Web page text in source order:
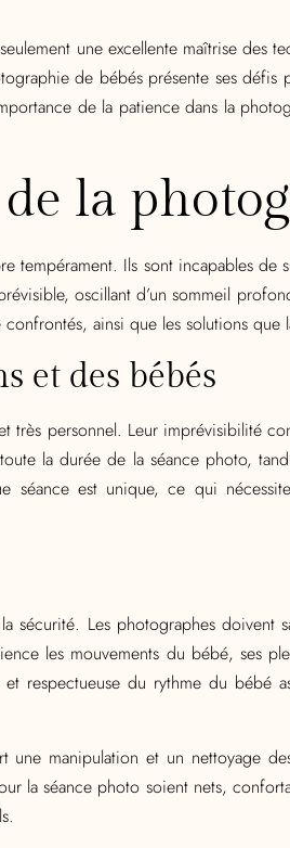
une excellente maîtrise des
de bébés présente ses
de la patience dans la
la
Ils sont incapables de
oscillant d’un sommeil
ainsi que les solutions que
et des bébés
très personnel. Leur imprévisibilité
la durée de la séance photo,
séance est unique, ce qui
sécurité. Les photographes doivent
les mouvements du bébé, ses
respectueuse du rythme du
manipulation et un nettoyage
la séance photo soient nets,